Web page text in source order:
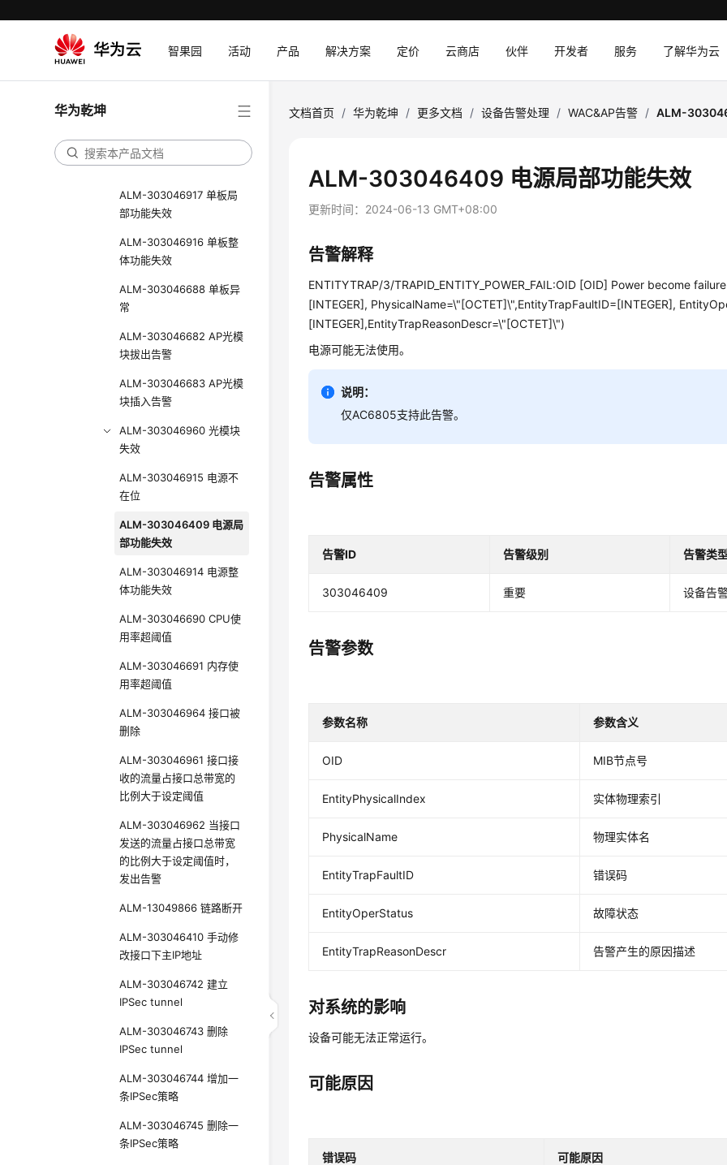
智果园 活动 产品 解决方案 定价 云商店 伙伴 开发者 服务 了解华为云
华为乾坤
接入用户数达到下限告警
ALM-303046913 拔出存
储卡
ALM-303046917 单板局
部功能失效
ALM-303046916 单板整
体功能失效
ALM-303046688 单板异
常
ALM-303046682 AP光模
块拔出告警
ALM-303046683 AP光模
块插入告警
ALM-303046960 光模块
失效
ALM-303046915 电源不
在位
ALM-303046409 电源局
部功能失效
ALM-303046914 电源整
体功能失效
ALM-303046690 CPU使
用率超阈值
ALM-303046691 内存使
用率超阈值
ALM-303046964 接口被
删除
ALM-303046961 接口接
收的流量占接口总带宽的
比例大于设定阈值
ALM-303046962 当接口
发送的流量占接口总带宽
的比例大于设定阈值时，
发出告警
ALM-13049866 链路断开
ALM-303046410 手动修
改接口下主IP地址
ALM-303046742 建立
IPSec tunnel
ALM-303046743 删除
IPSec tunnel
ALM-303046744 增加一
条IPSec策略
ALM-303046745 删除一
条IPSec策略
文档首页 / 华为乾坤 / 更多文档 / 设备告警处理 / WAC&AP告警 / ALM-
ALM-303046409 电源局部功能失效
更新时间： 2024-06-13 GMT+08:00
告警解释
ENTITYTRAP/3/TRAPID_ENTITY_POWER_FAIL:OID [OID] Power become
[INTEGER], PhysicalName=\"[OCTET]\",EntityTrapFaultID=[INTEGER],
[INTEGER],EntityTrapReasonDescr=\"[OCTET]\")
电源可能无法使用。
说明：
仅AC6805支持此告警。
告警属性
告警ID 告警级别 告警类
303046409 重要 设备告
告警参数
参数名称 参数含义
OID MIB节点号
EntityPhysicalIndex 实体物理索引
PhysicalName 物理实体名
EntityTrapFaultID 错误码
EntityOperStatus 故障状态
EntityTrapReasonDescr 告警产生的原因描述
对系统的影响
设备可能无法正常运行。
可能原因
错误码 可能原因